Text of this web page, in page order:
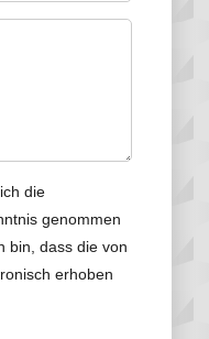
die
genommen
bin, dass die von
erhoben